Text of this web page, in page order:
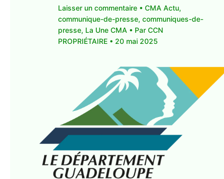
Laisser un commentaire •CMA Actu,
communique-de-presse,communiques-de-
presse, La Une CMA • ParCCN
PROPRIÉTAIRE • 20 mai 2025